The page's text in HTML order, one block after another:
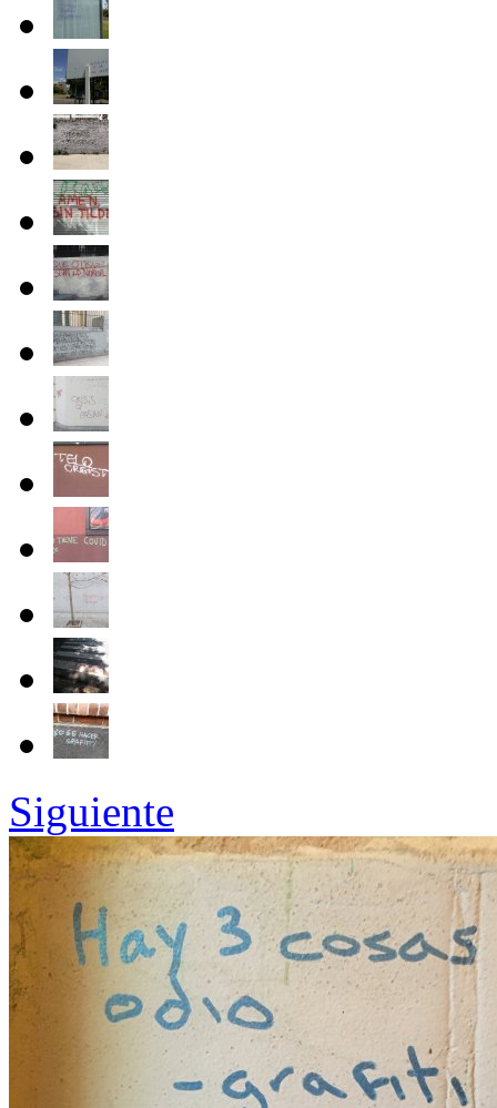
Siguiente